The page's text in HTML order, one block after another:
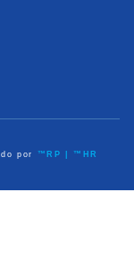
por ™RP | ™HR